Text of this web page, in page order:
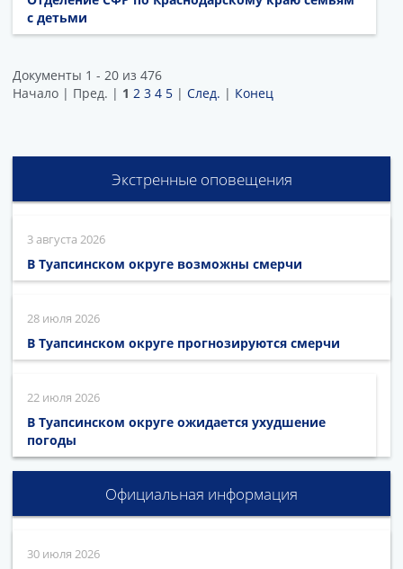
с детьми
Документы 1 - 20 из 476
Начало | Пред. | 1 2 3 4 5 | След. | Конец
Экстренные оповещения
3 августа 2026
В Туапсинском округе возможны смерчи
28 июля 2026
В Туапсинском округе прогнозируются смерчи
22 июля 2026
В Туапсинском округе ожидается ухудшение
погоды
Официальная информация
30 июля 2026